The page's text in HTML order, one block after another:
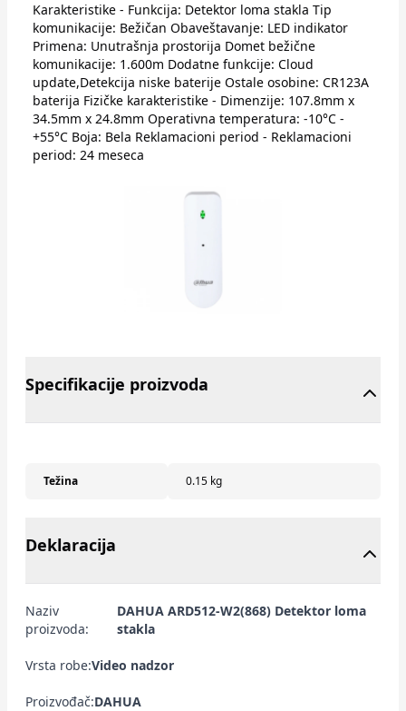
Karakteristike - Funkcija: Detektor loma stakla Tip
komunikacije: Bežičan Obaveštavanje: LED indikator
Primena: Unutrašnja prostorija Domet bežične
komunikacije: 1.600m Dodatne funkcije: Cloud
update,Detekcija niske baterije Ostale osobine: CR123A
baterija Fizičke karakteristike - Dimenzije: 107.8mm x
34.5mm x 24.8mm Operativna temperatura: -10°C -
+55°C Boja: Bela Reklamacioni period - Reklamacioni
period: 24 meseca
Specifikacije proizvoda
Težina 0.15 kg
Deklaracija
Naziv
proizvoda:
DAHUA ARD512-W2(868) Detektor loma
stakla
Vrsta robe:Video nadzor
Proizvođač:DAHUA